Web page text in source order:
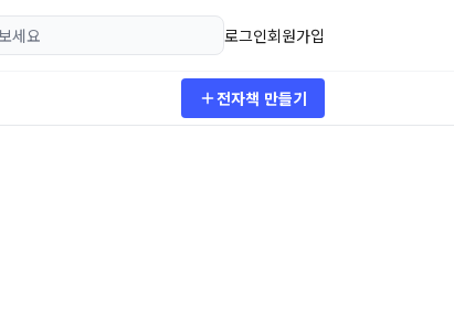
로그인회원가입
전자책 만들기